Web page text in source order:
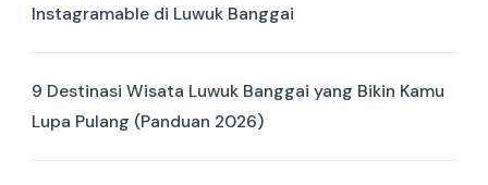
Instagramable di Luwuk Banggai
9 Destinasi Wisata Luwuk Banggai yang Bikin Kamu
Lupa Pulang (Panduan 2026)